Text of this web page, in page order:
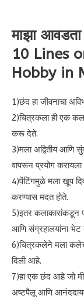
माझा
10 Lines
Hobby in
1)छंद हा जीवनाचा
2)चित्रकला ही एक
करू देते.
3)मला अद्वितीय आणि
वापरून प्रयोग
4)पेंटिंगमुळे मला खूप
करण्यास मदत होते.
5)इतर कलाकारांकडून
आणि संग्रहालयांना
6)चित्रकलेने मला
दिली आहे.
7)हा एक छंद आहे जो
अष्टपैलू आणि